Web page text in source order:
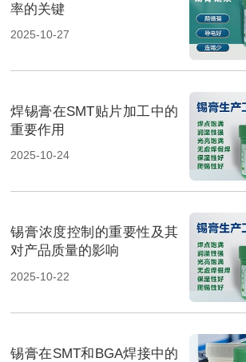
率的关键
2025-10-27
焊锡膏在SMT贴片加工中的
重要作用
2025-10-24
锡膏浓度控制的重要性及其
对产品质量的影响
2025-10-22
锡膏在SMT和BGA焊接中的